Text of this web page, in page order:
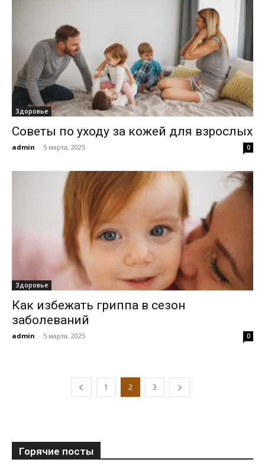
Здоровье
Советы по уходу за кожей для взрослых
admin - 5 марта, 2025 0
Здоровье
Как избежать гриппа в сезон
заболеваний
admin - 5 марта, 2025 0
1 2 3
Горячие посты